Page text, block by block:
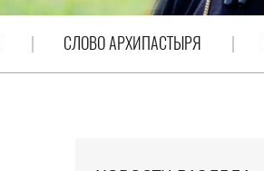
СЛОВО АРХИПАСТЫРЯ